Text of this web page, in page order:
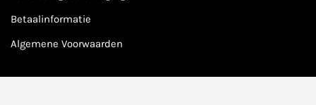
Betaalinformatie
Algemene Voorwaarden